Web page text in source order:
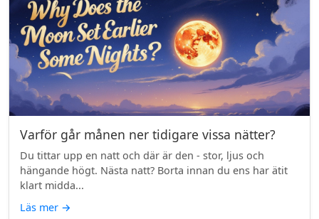
Varför går månen ner tidigare vissa nätter?
Du tittar upp en natt och där är den - stor, ljus och
hängande högt. Nästa natt? Borta innan du ens har ätit
klart midda...
Läs mer →